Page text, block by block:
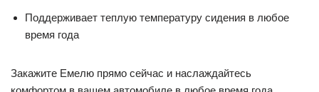
Поддерживает теплую температуру сидения в любое
время года
Закажите Емелю прямо сейчас и наслаждайтесь